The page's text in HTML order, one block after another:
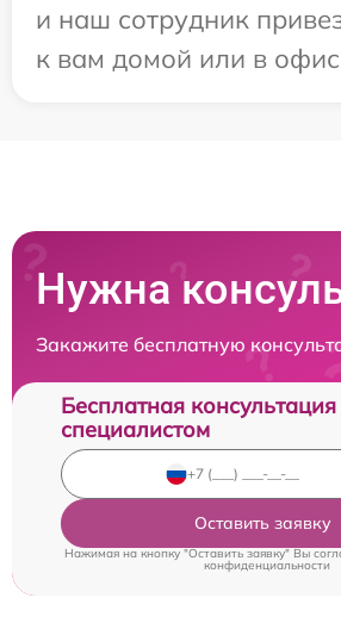
и наш сотрудник
к вам домой или в
Нужна
Закажите бесплатную
Бесплатная консультация
специалистом
Оставить заявку
Нажимая на кнопку "Оставить заявку" Вы
конфиденциальности